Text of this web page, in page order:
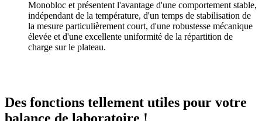
Monobloc et présentent l'avantage d'une comportement stable,
indépendant de la température, d'un temps de stabilisation de
la mesure particulièrement court, d'une robustesse mécanique
élevée et d'une excellente uniformité de la répartition de
charge sur le plateau.
Des fonctions tellement utiles pour votre
balance de laboratoire !